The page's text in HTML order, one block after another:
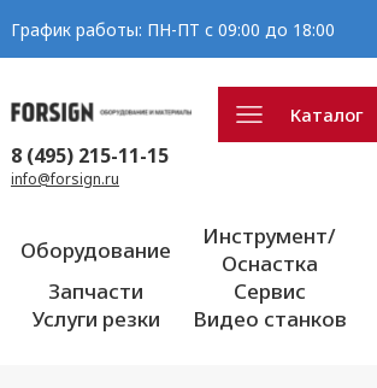
График работы: ПН-ПТ с 09:00 до 18:00
Каталог
8 (495) 215-11-15
info@forsign.ru
Оборудование
Инструмент/
Оснастка
Запчасти
Сервис
Услуги резки
Видео станков